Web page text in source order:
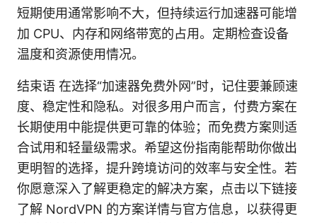
短期使用通常影响不大，但持续运行加速器可能增
加 CPU、内存和网络带宽的占用。定期检查设备
温度和资源使用情况。
结束语 在选择“加速器免费外网”时，记住要兼顾速
度、稳定性和隐私。对很多用户而言，付费方案在
长期使用中能提供更可靠的体验；而免费方案则适
合试用和轻量级需求。希望这份指南能帮助你做出
更明智的选择，提升跨境访问的效率与安全性。若
你愿意深入了解更稳定的解决方案，点击以下链接
了解 NordVPN 的方案详情与官方信息，以获得更